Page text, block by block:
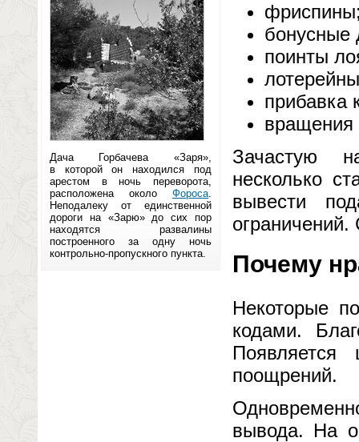
Дача Горбачева «Заря»,
в которой он находился под
арестом в ночь переворота,
расположена около Фороса.
Неподалеку от единственной
дороги на «Зарю» до сих пор
находятся развалины
построенного за одну ночь
контрольно-пропускного пункта.
бонусные
поинты
прибавка
вращения
Зачастую
несколько
вывести
Почему
Некоторые
кодами.
поощрений.
вывода. На